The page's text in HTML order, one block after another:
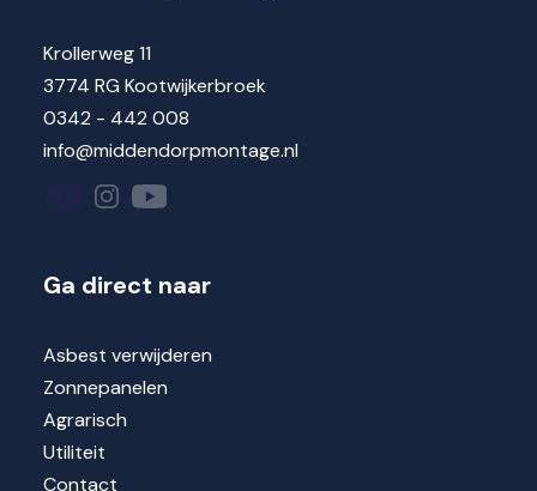
Krollerweg 11
3774 RG Kootwijkerbroek
0342 - 442 008
info@middendorpmontage.nl
Ga direct naar
Asbest verwijderen
Zonnepanelen
Agrarisch
Utiliteit
Contact